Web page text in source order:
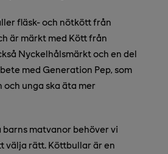
fläsk- och nötkött från
är märkt med Kött från
Nyckelhålsmärkt och en del
med Generation Pep, som
unga ska äta mer
matvanor behöver vi
välja rätt. Köttbullar är en